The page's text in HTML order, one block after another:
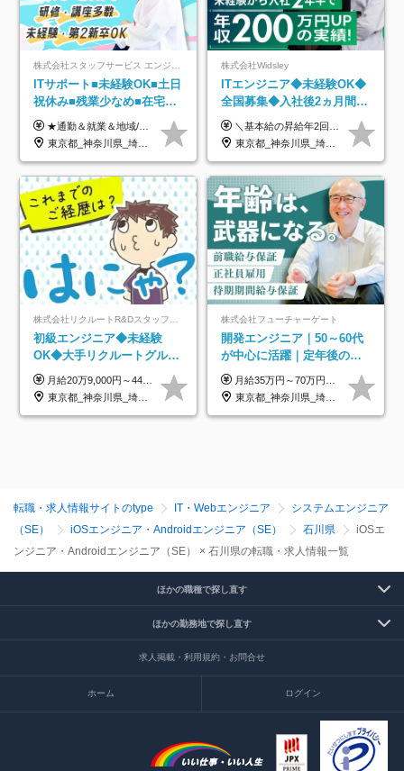
ITサポート■未経験OK■土日
祝休み■残業少なめ■在宅実
績あり■約900種類のスキル
アップ講座あり■全国募集
★通勤＆就業＆地域/住宅＆役職手当あり ★残業代は全額支給 ★選べる給与制度あり！ ■東京・神奈川・千葉・埼玉勤務の場合 月給24.5万円～55万円＋諸手当 （残業代は全額支給） (20,000円の地域/住宅手当込み) ■愛知・京都・大阪・兵庫勤務の場合 月給24万円以上＋諸手当 （残業代は全額支給） (15,000円の地域/住宅手当込み) ■茨城・栃木・群馬・静岡・三重・滋賀・広島・福岡勤務の場合 月給23.5万円以上＋諸手当 （残業代は全額支給） (10,000円の地域/住宅手当込み) ■北海道・宮城・山梨・長野・岐阜・奈良・和歌山・岡山勤務の場合 月給23万円以上＋諸手当 （残業代は全額支給） (5,000円の地域/住宅手当込み) ■その他のエリア勤務の場合 月給22.5万円以上＋諸手当 （残業代は全額支給） ※経験や能力を考慮し、当社規定により優遇します 【昇給：年一回実施】 【選べる給与制度】 ★収入を重視する方に… 「変動型人事制度」の選択も可能（派遣先からの評価に応じて収入アップ！） ※年2回のタイミングで希望者と面談の上決定します。
東京都_神奈川県_埼玉県_千葉県_大阪府_愛知県_北海道_岩手県_宮城県_山形県_福島県_茨城県_栃木県_群馬県_山梨県_長野県_富山県_石川県_静岡県_岐阜県_三重県_兵庫県_京都府_滋賀県_奈良県_広島県_岡山県_山口県_愛媛県_福岡県_熊本県_長崎県
株式会社Widsley
ITエンジニア◆未経験OK◆
全国募集◆入社後2ヵ月間は
研修のみ◆フルリモート
OK◆残業月3h◆服装髪型自
由
＼基本給の昇給年2回＆プロジェクト手当による昇給年12回！！／ 【経験者の場合】 月給33万円～70万円＋プロジェクト手当＋資格手当 ★スキルや経験を考慮の上、優遇します ★上記給与には固定残業代20時間分(月4万3883円～)を含みます。残業が超過した場合は、追加支給します(残業は月平均3時間とほぼ発生しません。残業がなくても、固定残業代は支給されます) ★試用期間中も、月給や福利厚生等は同じです ---------- 【未経験者の場合】 月給26万円～50万円＋プロジェクト手当＋資格手当 ★スキルや経験を考慮の上、優遇します ★上記給与には固定残業代20時間分(月3万719円～)を含みます。残業が超過した場合は、追加支給します(残業は月平均3時間とほぼ発生しません。残業がなくても、固定残業代は支給されます) ★試用期間6ヵ月あり ・1ヶ月目～：月給23万円～ ・2ヶ月目～6ヶ月目：月給23万円～＋プロジェクト手当1～3万円 （上記給与にはそれぞれ固定残業代20時間分(月3万719円～)を含み、超過した場合は追加支給します。） ---------- 【プロジェクト手当について】 参画するプロジェクトの単価に応じて毎月の歩合給を支給します 業界内でもトップクラスの高還元です！
東京都_神奈川県_埼玉県_千葉県_大阪府_愛知県_北海道_青森県_岩手県_宮城県_秋田県_山形県_福島県_茨城県_栃木県_群馬県_新潟県_山梨県_長野県_富山県_石川県_福井県_静岡県_岐阜県_三重県_兵庫県_京都府_滋賀県_奈良県_和歌山県_広島県_岡山県_鳥取県_島根県_山口県_徳島県_香川県_愛媛県_高知県_福岡県_熊本県_佐賀県_長崎県_大分県_宮崎県_鹿児島県_沖縄県
初級エンジニア◆未経験
OK◆大手リクルートグルー
プ正社員◆独自の教育体制
◆住宅手当制度あり/s
月給20万9,000円～44万円 ※試用期間6カ月あり（期間中の待遇に変更なし） ※経験・能力・前給を考慮の上、決定いたします ※時間外手当100％支給 ※派遣就業先が変更となる場合には、就業規則、労使協定等に基づき賃金が変更となる可能性があります
東京都_神奈川県_埼玉県_千葉県_大阪府_愛知県_青森県_岩手県_宮城県_秋田県_山形県_福島県_茨城県_栃木県_群馬県_山梨県_長野県_福井県_静岡県_岐阜県_三重県_兵庫県_京都府_滋賀県_奈良県_広島県_岡山県_山口県_香川県_福岡県_熊本県_佐賀県_長崎県_大分県_宮崎県_鹿児島県
株式会社フューチャーゲート
開発エンジニア｜50～60代
が中心に活躍｜定年後の給
与減ナシ｜年収50万円アッ
プ実績／昇給率92％（直近3
年）
月給35万円～70万円（固定残業代30時間分63,869円～を含む）+賞与年1回 ※30時間を超える分は別途支給します ●これまでのご経験・スキル・前職給与をできる限り考慮します ●待機期間も給与を100％支給します ●試用期間中も給与や福利厚生は同じです ≪年収を維持しながら長く働けます！≫ 一般的な企業では55歳や60歳を機に年収が下がりますが、 当社は役職などではなく「スキルや経験」で評価。 エンジニアとして長く働きながら あなたにふさわしい年収を維持できます！
東京都_神奈川県_埼玉県_千葉県
転職・求人情報サイトのtype IT・Webエンジニア
システムエンジニア
（SE）
iOSエンジニア・Androidエンジニア（SE） 石川県
iOSエ
ンジニア・Androidエンジニア（SE） × 石川県の転職・求人情報一覧
ほかの職種で探し直す
ほかの勤務地で探し直す
求人掲載・利用規約・お問合せ
ホーム ログイン